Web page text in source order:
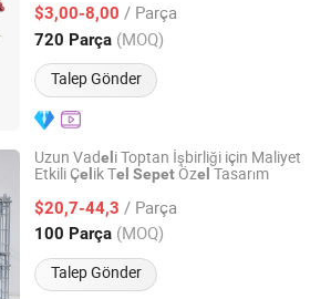
$3,00-8,00 / Parça
720 Parça (MOQ)
Talep Gönder
Fiyat 2026
Uzun Vadel i Toptan İşbirliği için Maliyet
Etkili Çel ik Tel Sepet Özel Tasarım
$20,7-44,3 / Parça
100 Parça (MOQ)
Talep Gönder
Co Ltd
Fiyat 2026